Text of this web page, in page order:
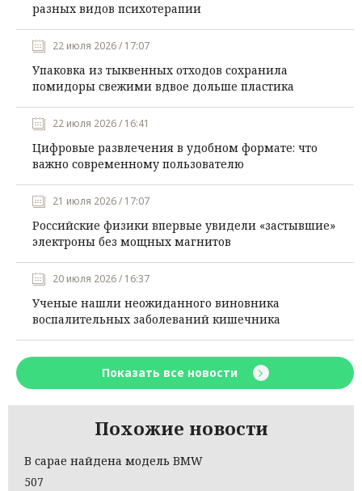
разных видов психотерапии
22 июля 2026 / 17:07
Упаковка из тыквенных отходов сохранила
помидоры свежими вдвое дольше пластика
22 июля 2026 / 16:41
Цифровые развлечения в удобном формате: что
важно современному пользователю
21 июля 2026 / 17:07
Российские физики впервые увидели «застывшие»
электроны без мощных магнитов
20 июля 2026 / 16:37
Ученые нашли неожиданного виновника
воспалительных заболеваний кишечника
Показать все новости
Похожие новости
В сарае найдена модель BMW
507